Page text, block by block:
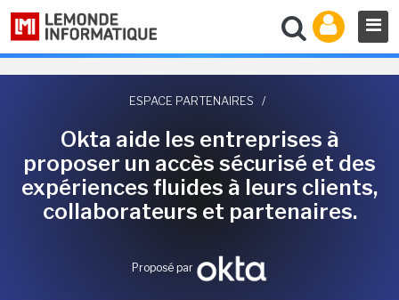
ESPACE PARTENAIRES /
Okta aide les entreprises à
proposer un accès sécurisé et des
expériences fluides à leurs clients,
collaborateurs et partenaires.
Proposé par